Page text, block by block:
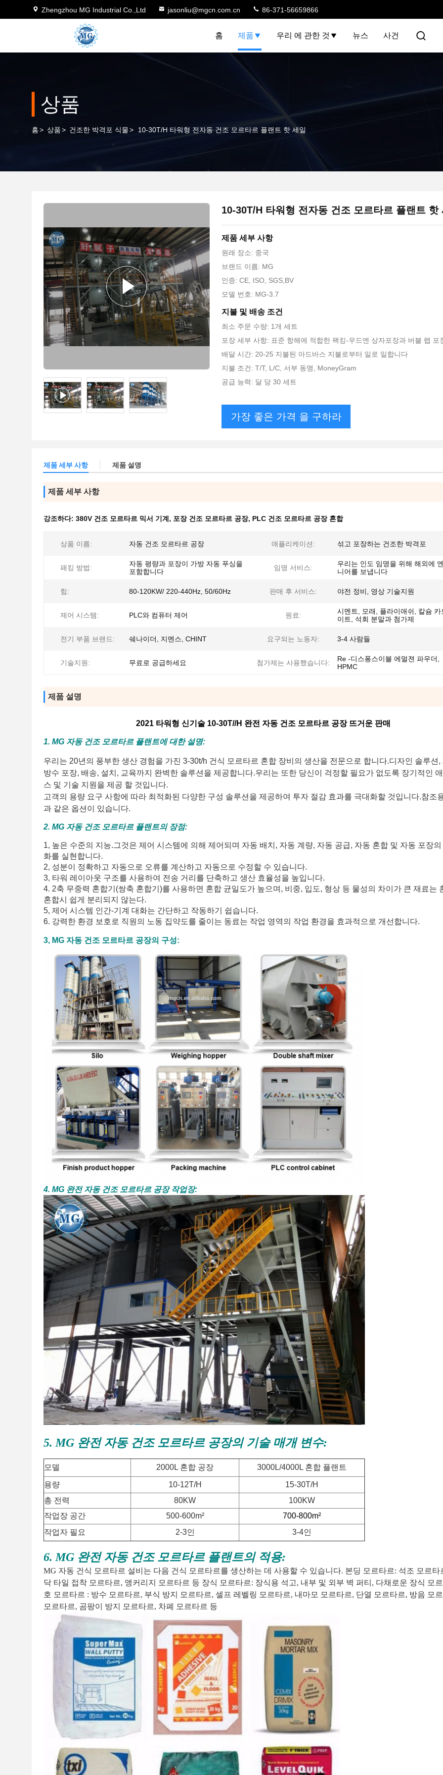
Zhengzhou MG Industrial Co.,Ltd jasonliu@mgcn.com.cn 86-371-56659866
홈 제품 우리 에 관한 것 뉴스 사건
상품
홈> 상품> 건조한 박격포 식물> 10-30T/H 타워형 전자동 건조 모르타르 플랜트 핫 세일
10-30T/H 타워형 전자동 건조 모르타르 플랜트 핫
제품 세부 사항
원래 장소: 중국
브랜드 이름: MG
인증: CE, ISO, SGS,BV
모델 번호: MG-3.7
지불 및 배송 조건
최소 주문 수량: 1개 세트
포장 세부 사항: 표준 항해에 적합한 팩킹-우드엔 상자포장과 버블 랩 포
배달 시간: 20-25 지불된 아드바스 지불로부터 일로 일합니다
지불 조건: T/T, L/C, 서부 동맹, MoneyGram
공급 능력: 달 당 30 세트
가장 좋은 가격 을 구하라
제품 세부 사항 제품 설명
제품 세부 사항
강조하다: 380V 건조 모르타르 믹서 기계 , 포장 건조 모르타르 공장, PLC 건조 모르타르 공장 혼합
상품 이름: 자동 건조 모르타르 공장 애플리케이션: 섞고 포장하는 건조한 박격포
패킹 방법:
자동 평량과 포장이 가방 자동 푸싱을
포함합니다
임명 서비스:
우리는 인도 임명을 위해 해외에
니어를 보냅니다
힘: 80-120KW/ 220-440Hz, 50/60Hz 판매 후 서비스: 야전 정비, 영상 기술지원
제어 시스템: PLC와 컴퓨터 제어 원료:
시멘트, 모래, 플라이애쉬, 칼슘 카
이트, 석회 분말과 첨가제
전기 부품 브랜드: 쉐나이더, 지멘스, CHINT 요구되는 노동자: 3-4 사람들
기술지원: 무료로 공급하세요 첨가제는 사용했습니다:
Re -디스퐁스이블 에멀젼 파우더,
HPMC
제품 설명
2021 타워형 신기술 10-30T//H 완전 자동 건조 모르타르 공장 뜨거운 판매
1. MG 자동 건조 모르타르 플랜트에 대한 설명:
우리는 20년의 풍부한 생산 경험을 가진 3-30t/h 건식 모르타르 혼합 장비의 생산을 전문으로 합니다.디자인 솔루션,
방수 포장, 배송, 설치, 교육까지 완벽한 솔루션을 제공합니다.우리는 또한 당신이 걱정할 필요가 없도록 장기적인 애
스 및 기술 지원을 제공 할 것입니다.
고객의 용량 요구 사항에 따라 최적화된 다양한 구성 솔루션을 제공하여 투자 절감 효과를 극대화할 것입니다.참조
과 같은 옵션이 있습니다.
2. MG 자동 건조 모르타르 플랜트의 장점:
1, 높은 수준의 지능.그것은 제어 시스템에 의해 제어되며 자동 배치, 자동 계량, 자동 공급, 자동 혼합 및 자동 포장
화를 실현합니다.
2, 성분이 정확하고 자동으로 오류를 계산하고 자동으로 수정할 수 있습니다.
3, 타워 레이아웃 구조를 사용하여 전송 거리를 단축하고 생산 효율성을 높입니다.
4. 2축 무중력 혼합기(쌍축 혼합기)를 사용하면 혼합 균일도가 높으며, 비중, 입도, 형상 등 물성의 차이가 큰 재료는
혼합시 쉽게 분리되지 않는다.
5, 제어 시스템 인간-기계 대화는 간단하고 작동하기 쉽습니다.
6. 강력한 환경 보호로 직원의 노동 집약도를 줄이는 동료는 작업 영역의 작업 환경을 효과적으로 개선합니다.
3, MG 자동 건조 모르타르 공장의 구성:
4. MG 완전 자동 건조 모르타르 공장 작업장:
5. MG 완전 자동 건조 모르타르 공장의 기술 매개 변수:
모델 2000L 혼합 공장 3000L/4000L 혼합 플랜트
용량 10-12T/H
15-30T/H
총 전력
80KW
100KW
작업장 공간
500-600m²
700-800m²
작업자 필요
2-3인 3-4인
6. MG 완전 자동 건조 모르타르 플랜트의 적용:
MG 자동 건식 모르타르 설비는 다음 건식 모르타르를 생산하는 데 사용할 수 있습니다. 본딩 모르타르: 석조 모르타
닥 타일 접착 모르타르, 앵커리지 모르타르 등 장식 모르타르: 장식용 석고, 내부 및 외부 벽 퍼티, 다채로운 장식 모
호 모르타르 : 방수 모르타르, 부식 방지 모르타르, 셀프 레벨링 모르타르, 내마모 모르타르, 단열 모르타르, 방음 모르
모르타르, 곰팡이 방지 모르타르, 차폐 모르타르 등